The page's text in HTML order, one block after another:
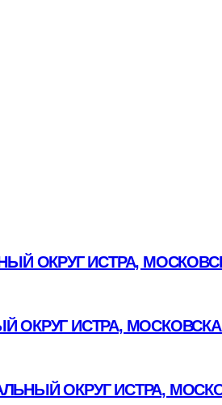
ОКРУГ ИСТРА,
ИСТРА,
ОКРУГ ИСТРА,